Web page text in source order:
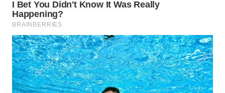
WAHANA
ADVOKAT
WAHANA
INFRASTRUKTUR
WAHANA